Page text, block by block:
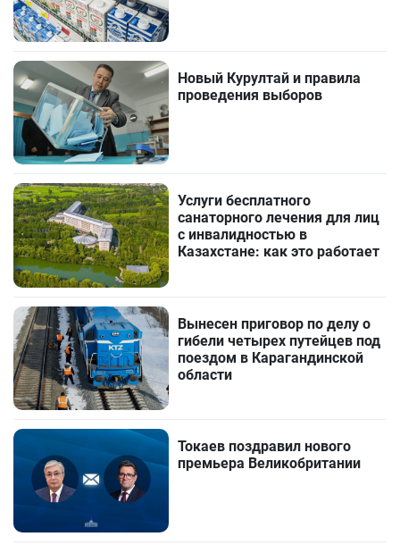
Новый Курултай и правила
проведения выборов
Услуги бесплатного
санаторного лечения для лиц
с инвалидностью в
Казахстане: как это работает
Вынесен приговор по делу о
гибели четырех путейцев под
поездом в Карагандинской
области
Токаев поздравил нового
премьера Великобритании